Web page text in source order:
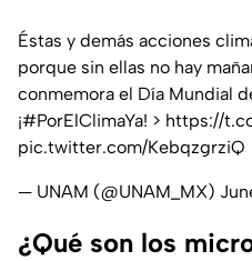
Éstas y demás acciones
porque sin ellas no hay
conmemora el Día Mundial
¡#PorElClimaYa! > https://
pic.twitter.com/KebqzgrziQ
— UNAM (@UNAM_MX)
¿Qué son los